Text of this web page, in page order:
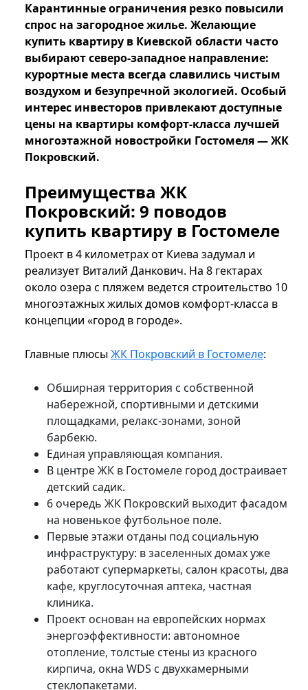
Карантинные ограничения резко повысили
спрос на загородное жилье. Желающие
купить квартиру в Киевской области часто
выбирают северо-западное направление:
курортные места всегда славились чистым
воздухом и безупречной экологией. Особый
интерес инвесторов привлекают доступные
цены на квартиры комфорт-класса лучшей
многоэтажной новостройки Гостомеля — ЖК
Покровский.
Преимущества ЖК
Покровский: 9 поводов
купить квартиру в Гостомеле
Проект в 4 километрах от Киева задумал и
реализует Виталий Данкович. На 8 гектарах
около озера с пляжем ведется строительство 10
многоэтажных жилых домов комфорт-класса в
концепции «город в городе».
Главные плюсыЖК Покровский в Гостомеле:
Обширная территория с собственной
набережной, спортивными и детскими
площадками, релакс-зонами, зоной
барбекю.
Единая управляющая компания.
В центре ЖК в Гостомеле город достраивает
детский садик.
6 очередь ЖК Покровский выходит фасадом
на новенькое футбольное поле.
Первые этажи отданы под социальную
инфраструктуру: в заселенных домах уже
работают супермаркеты, салон красоты, два
кафе, круглосуточная аптека, частная
клиника.
Проект основан на европейских нормах
энергоэффективности: автономное
отопление, толстые стены из красного
кирпича, окна WDS с двухкамерными
стеклопакетами.